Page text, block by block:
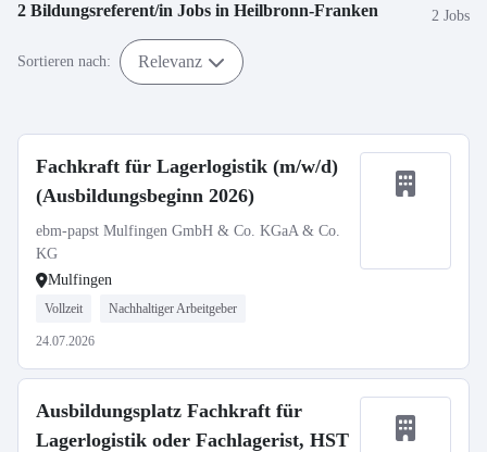
2 Bildungsreferent/in Jobs in Heilbronn-Franken 2 Jobs
Sortieren nach: Relevanz
Fachkraft für Lagerlogistik (m/w/d)
(Ausbildungsbeginn 2026)
ebm-papst Mulfingen GmbH & Co. KGaA & Co.
KG
Mulfingen
Vollzeit Nachhaltiger Arbeitgeber
24.07.2026
Ausbildungsplatz Fachkraft für
Lagerlogistik oder Fachlagerist, HST